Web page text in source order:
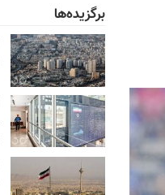
برگزیده‌ها